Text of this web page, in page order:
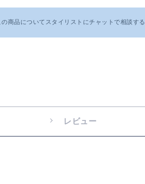
の商品についてスタイリストにチャットで相談する
レビュー